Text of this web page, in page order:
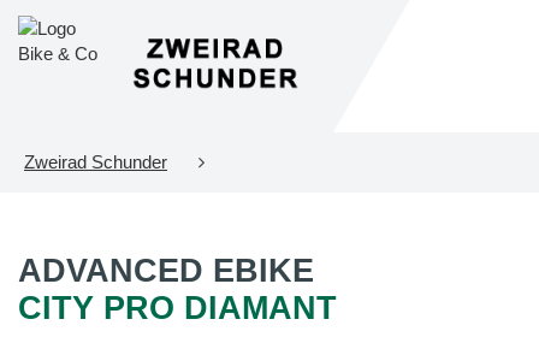
Zweirad Schunder
ADVANCED EBIKE
CITY PRO DIAMANT